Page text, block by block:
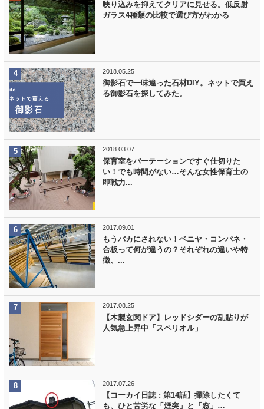
映り込みを抑えてクリアに見せる。低反射
ガラス4種類の比較で選び方がわかる
2018.05.25
御影石で一味違った石材DIY。ネットで買え
る御影石を探してみた。
2018.03.07
保育室をパーテーションですぐ仕切りた
い！でも時間がない…そんな女性保育士の
即戦力...
2017.09.01
もうバカにされない！ベニヤ・コンパネ・
合板って何が違うの？それぞれの違いや特
徴、...
2017.08.25
【木製玄関ドア】レッドシダーの乱貼りが
人気急上昇中「スペリオル」
2017.07.26
【コーカイ日誌 : 第14話】掃除したくて
も、ひと苦労な「煙突」と「窓」…